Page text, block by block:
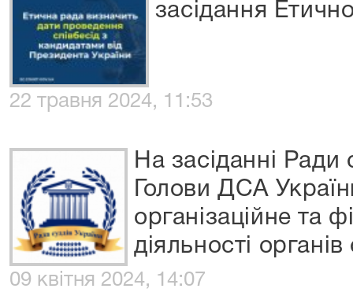
засідання
22 травня 2024, 11:53
На засіданні Ради
Голови ДСА
організаційне та
діяльності
09 квітня 2024, 14:07